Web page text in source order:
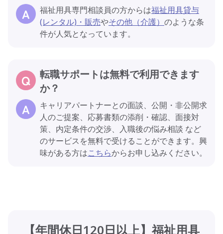
福祉用具専門相談員の方からは福祉用具貸与
(レンタル)・販売やその他（介護） のような条
件が人気となっています。
転職サポートは無料で利用できます
か？
キャリアパートナーとの面談、公開・非公開求
人のご提案、応募書類の添削・確認、面接対
策、内定条件の交渉、入職後の悩み相談 など
のサービスを無料で受けることができます。興
味がある方はこちらからお申し込みください。
【年間休日120日以上】福祉用具